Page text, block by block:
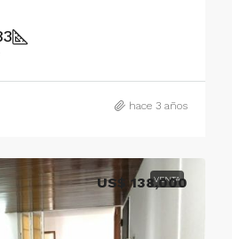
hace 3 años
VENTA
US$ 138,000